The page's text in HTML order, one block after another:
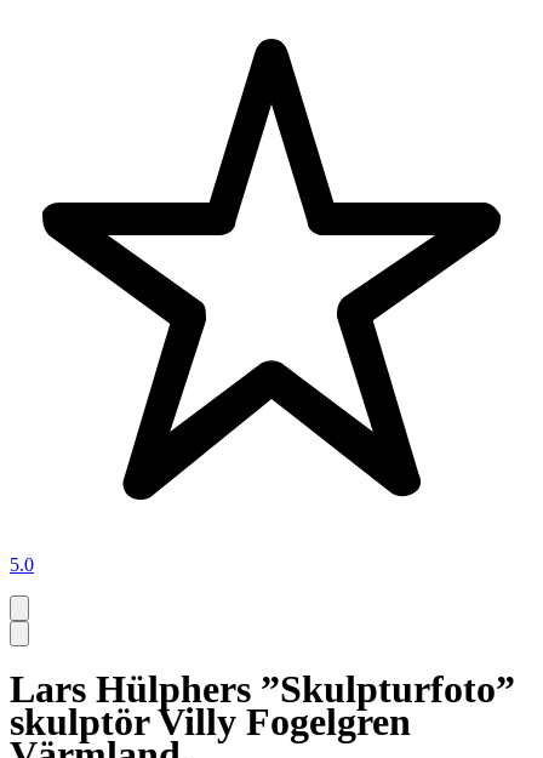
5.0
Lars Hülphers ”Skulpturfoto”
skulptör Villy Fogelgren